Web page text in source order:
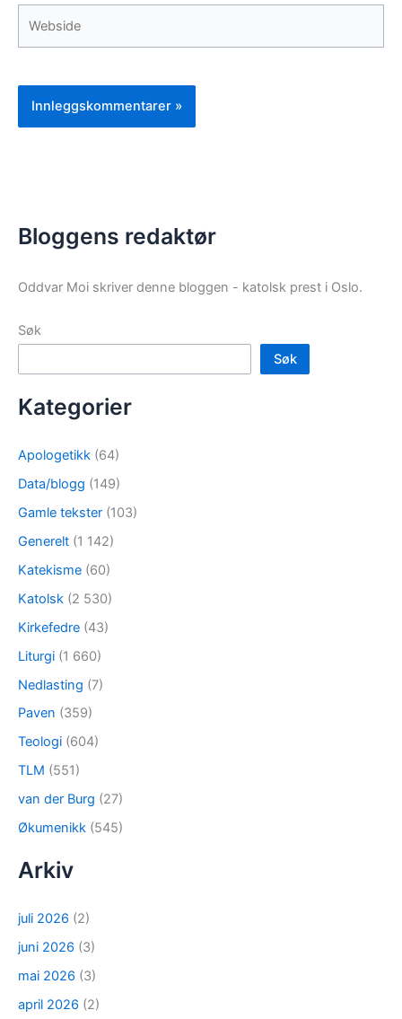
Bloggens redaktør
Oddvar Moi skriver denne bloggen - katolsk prest i Oslo.
Søk
Søk
Kategorier
Apologetikk (64)
Data/blogg (149)
Gamle tekster (103)
Generelt (1 142)
Katekisme (60)
Katolsk (2 530)
Kirkefedre (43)
Liturgi (1 660)
Nedlasting (7)
Paven (359)
Teologi (604)
TLM (551)
van der Burg (27)
Økumenikk (545)
Arkiv
juli 2026 (2)
juni 2026 (3)
mai 2026 (3)
april 2026 (2)